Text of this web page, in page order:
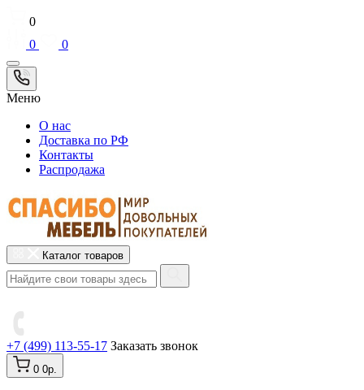
0
0
0
Меню
О нас
Доставка по РФ
Контакты
Распродажа
Каталог товаров
+7 (499) 113-55-17 Заказать звонок
0 0р.